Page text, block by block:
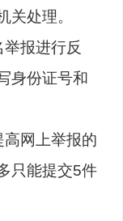
关处理。
报进行反
身份证号和
网上举报的
只能提交5件